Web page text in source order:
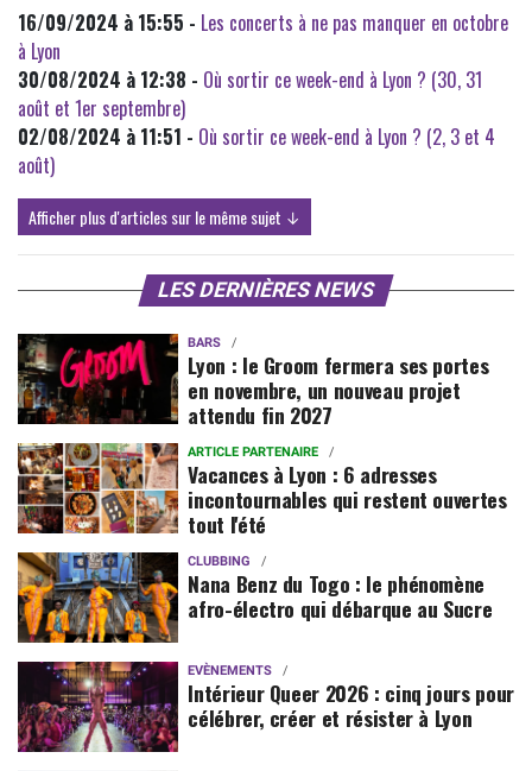
16/09/2024 à 15:55 - Les concerts à ne pas manquer en octobre
à Lyon
30/08/2024 à 12:38 - Où sortir ce week-end à Lyon ? (30, 31
août et 1er septembre)
02/08/2024 à 11:51 - Où sortir ce week-end à Lyon ? (2, 3 et 4
août)
Afficher plus d'articles sur le même sujet ↓
LES DERNIÈRES NEWS
BARS
Lyon : le Groom fermera ses portes
en novembre, un nouveau projet
attendu fin 2027
ARTICLE PARTENAIRE
Vacances à Lyon : 6 adresses
incontournables qui restent ouvertes
tout l'été
CLUBBING
Nana Benz du Togo : le phénomène
afro-électro qui débarque au Sucre
EVÈNEMENTS
Intérieur Queer 2026 : cinq jours pour
célébrer, créer et résister à Lyon